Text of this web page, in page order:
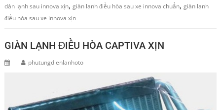
dàn lạnh sau innova xịn,giàn lạnh điều hòa sau xe innova chuẩn,giàn lạnh
điều hòa sau xe innova xịn
GIÀN LẠNH ĐIỀU HÒA CAPTIVA XỊN
phutungdienlanhoto